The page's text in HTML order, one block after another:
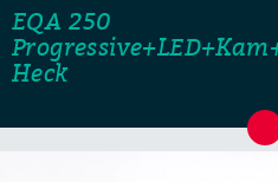
EQA 250
Heck